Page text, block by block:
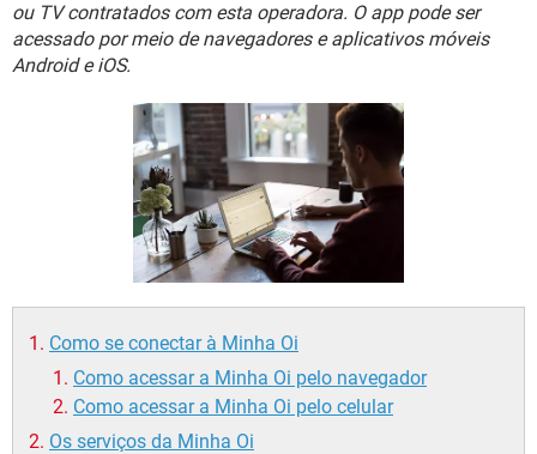
INSTAGRAM GMAIL
GUIA DE COMPRAS
OUTLOOK EXCEL
INSTAGRAM
GUIA DE COMPRAS
ou TV contratados com esta operadora. O app pode ser
acessado por meio de navegadores e aplicativos móveis
Android e iOS.
Como se conectar à Minha Oi
Como acessar a Minha Oi pelo navegador
Como acessar a Minha Oi pelo celular
Os serviços da Minha Oi